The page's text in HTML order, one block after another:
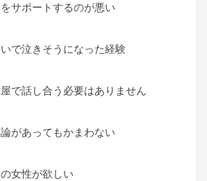
サポートするのが悪い
で泣きそうになった経験
で話し合う必要はありません
があってもかまわない
女性が欲しい